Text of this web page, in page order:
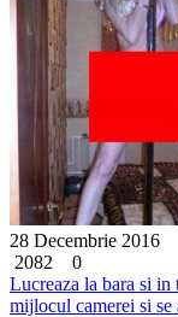
28 Decembrie 2016
2082
0
Lucreaza la bara si
mijlocul camerei si se